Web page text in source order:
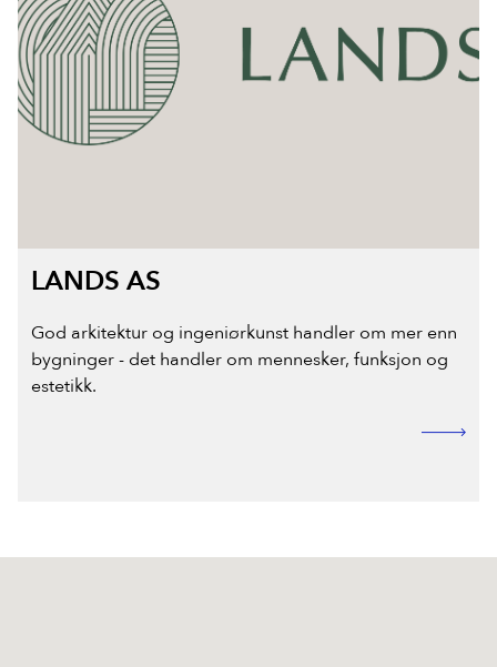
LANDS AS
God arkitektur og ingeniørkunst handler om mer enn
bygninger - det handler om mennesker, funksjon og
estetikk.